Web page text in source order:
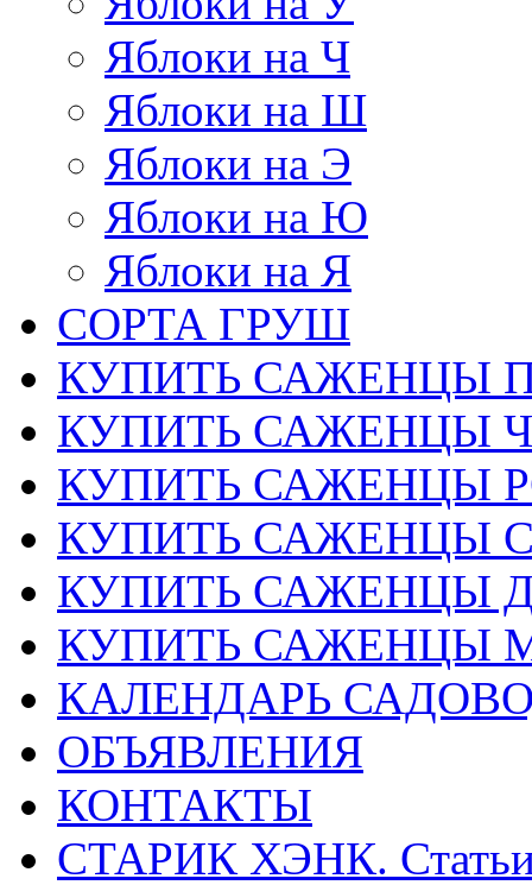
Яблоки на Ч
Яблоки на Ш
Яблоки на Э
Яблоки на Ю
Яблоки на Я
СОРТА ГРУШ
КУПИТЬ САЖЕНЦЫ
КУПИТЬ САЖЕНЦЫ
КУПИТЬ САЖЕНЦЫ
КУПИТЬ САЖЕНЦЫ
КУПИТЬ САЖЕНЦЫ
КУПИТЬ САЖЕНЦЫ
КАЛЕНДАРЬ
ОБЪЯВЛЕНИЯ
КОНТАКТЫ
СТАРИК ХЭНК.